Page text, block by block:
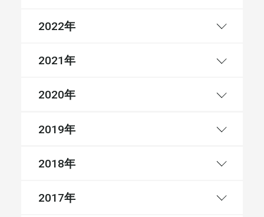
2022年
2021年
2020年
2019年
2018年
2017年